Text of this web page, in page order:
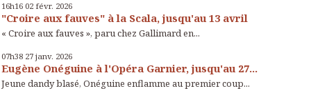
16h16 02 févr. 2026
"Croire aux fauves" à la Scala, jusqu'au 13 avril
« Croire aux fauves », paru chez Gallimard en...
07h38 27 janv. 2026
Eugène Onéguine à l'Opéra Garnier, jusqu'au 27...
Jeune dandy blasé, Onéguine enflamme au premier coup...